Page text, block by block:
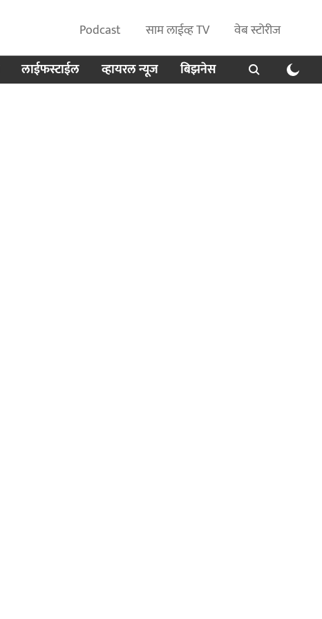
Podcast साम लाईव्ह TV
वेब स्टोरीज
लाईफस्टाईल व्हायरल न्यूज बिझनेस